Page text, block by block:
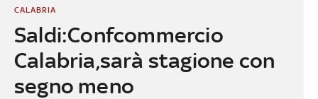
Saldi:Confcommercio
Calabria,sarà stagione con
segno meno
CALABRIA